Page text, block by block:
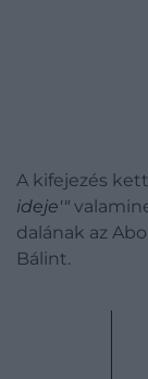
A kifejezés
ideje'"
dalának az
Bálint.